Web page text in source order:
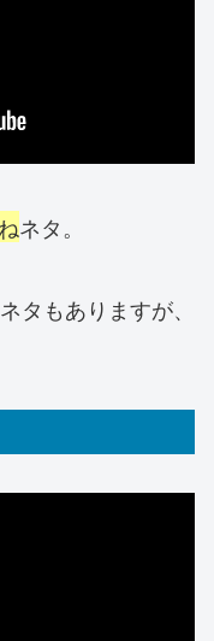
ネタ。
タもありますが、